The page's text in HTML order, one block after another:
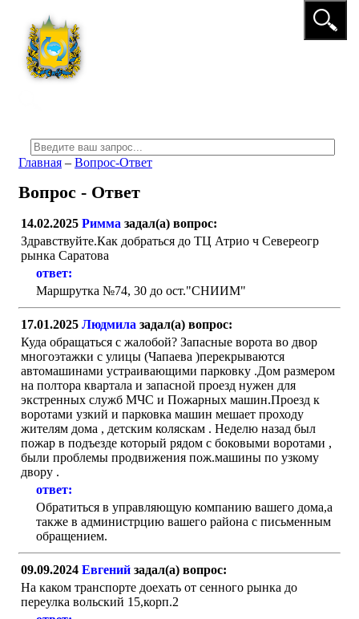
Главная – Вопрос-Ответ
Вопрос - Ответ
14.02.2025 Римма задал(а) вопрос:
Здравствуйте.Как добраться до ТЦ Атрио ч Севереогр
рынка Саратова
ответ:
Маршрутка №74, 30 до ост."СНИИМ"
17.01.2025 Людмила задал(а) вопрос:
Куда обращаться с жалобой? Запасные ворота во двор
многоэтажки c улицы (Чапаева )перекрываются
автомашинами устраивающими парковку .Дом размером
на полтора квартала и запасной проезд нужен для
экстренных служб МЧС и Пожарных машин.Проезд к
воротами узкий и парковка машин мешает проходу
жителям дома , детским коляскам . Неделю назад был
пожар в подъезде который рядом с боковыми воротами ,
были проблемы продвижения пож.машины по узкому
двору .
ответ:
Обратиться в управляющую компанию вашего дома,а
также в администрцию вашего района с письменным
обращением.
09.09.2024 Евгений задал(а) вопрос:
На каком транспорте доехать от сенного рынка до
переулка вольский 15,корп.2